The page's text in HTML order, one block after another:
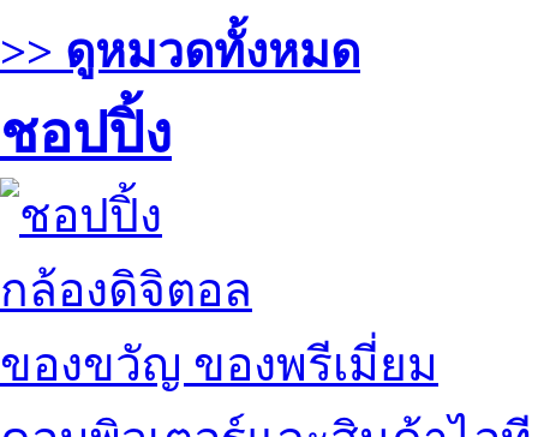
>> ดูหมวดทั้งหมด
ชอปปิ้ง
กล้องดิจิตอล
ของขวัญ ของพรีเมี่ยม